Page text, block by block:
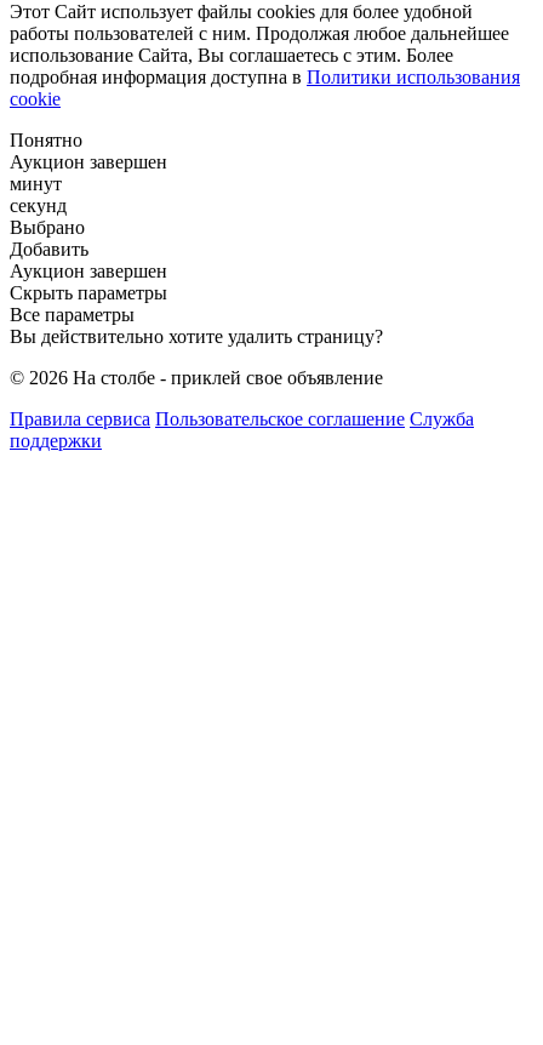
Этот Сайт использует файлы cookies для более удобной
работы пользователей с ним. Продолжая любое дальнейшее
использование Сайта, Вы соглашаетесь с этим. Более
подробная информация доступна в Политики использования
cookie
Понятно
Аукцион завершен
минут
секунд
Выбрано
Добавить
Аукцион завершен
Скрыть параметры
Все параметры
Вы действительно хотите удалить страницу?
© 2026 На столбе - приклей свое объявление
Правила сервиса Пользовательское соглашение Служба
поддержки